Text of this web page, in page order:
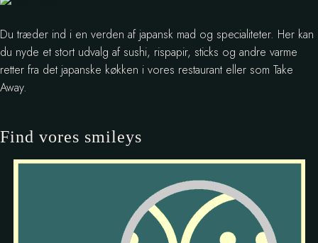
Du træder ind i en verden af japansk mad og specialiteter. Her kan
du nyde et stort udvalg af sushi, rispapir, sticks og andre varme
retter fra det japanske køkken i vores restaurant eller som Take
Away.
Find vores smileys